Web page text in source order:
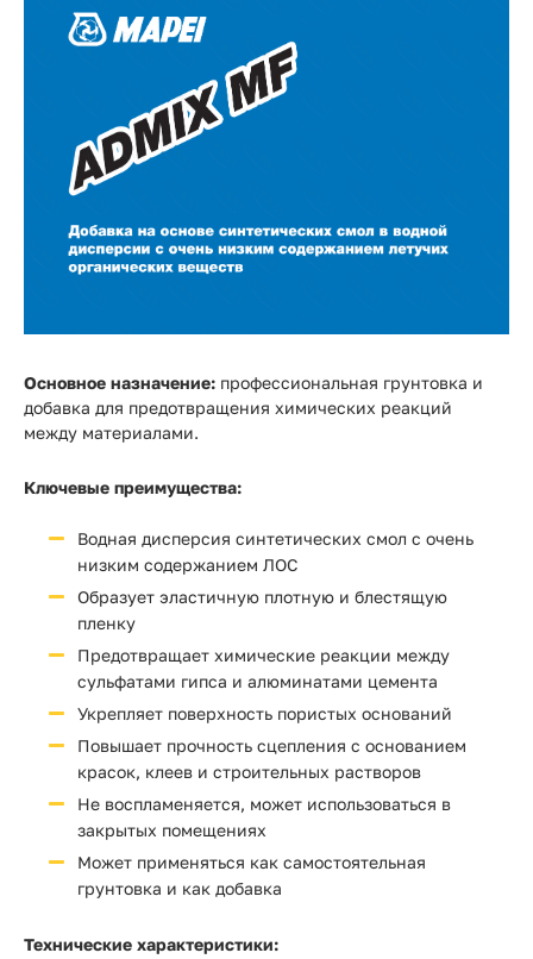
Основное назначение: профессиональная грунтовка и
добавка для предотвращения химических реакций
между материалами.
Ключевые преимущества:
Водная дисперсия синтетических смол с очень
низким содержанием ЛОС
Образует эластичную плотную и блестящую
пленку
Предотвращает химические реакции между
сульфатами гипса и алюминатами цемента
Укрепляет поверхность пористых оснований
Повышает прочность сцепления с основанием
красок, клеев и строительных растворов
Не воспламеняется, может использоваться в
закрытых помещениях
Может применяться как самостоятельная
грунтовка и как добавка
Технические характеристики: